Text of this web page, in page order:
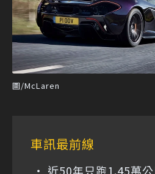
圖/McLaren
車訊最前線
近50年只跑1.45萬